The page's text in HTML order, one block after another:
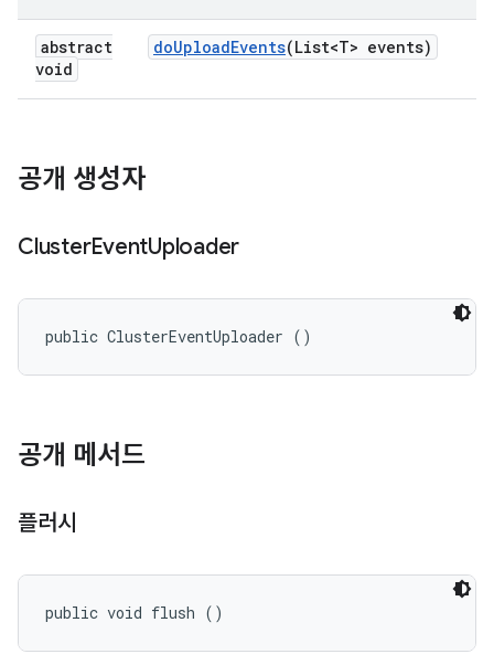
abstract
void
doUploadEvents(List<T> events)
공개 생성자
ClusterEventUploader
public ClusterEventUploader ()
공개 메서드
플러시
public void flush ()